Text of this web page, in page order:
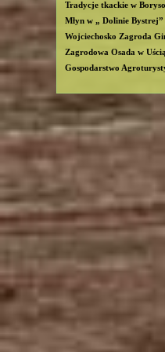
Tradycje tkackie w
Młyn w „ Dolinie Bystrej”
Wojciechosko Zagroda
Zagrodowa Osada w
Gospodarstwo